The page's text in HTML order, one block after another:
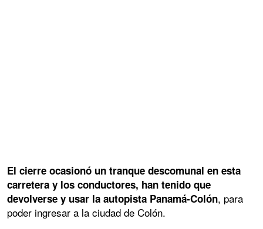
El cierre ocasionó un tranque descomunal en esta
carretera y los conductores, han tenido que
devolverse y usar la autopista Panamá-Colón, para
poder ingresar a la ciudad de Colón.